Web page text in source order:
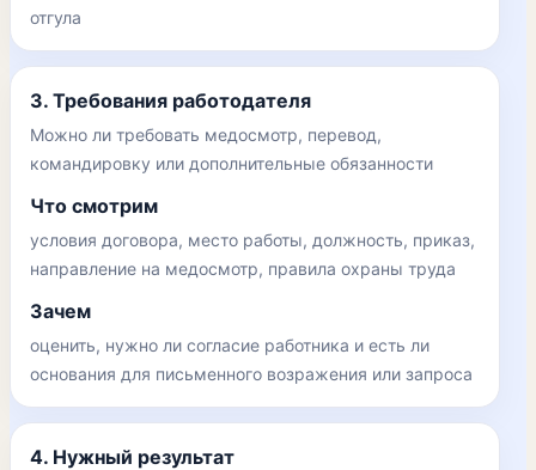
отгула
3. Требования работодателя
Можно ли требовать медосмотр, перевод,
командировку или дополнительные обязанности
Что смотрим
условия договора, место работы, должность, приказ,
направление на медосмотр, правила охраны труда
Зачем
оценить, нужно ли согласие работника и есть ли
основания для письменного возражения или запроса
4. Нужный результат